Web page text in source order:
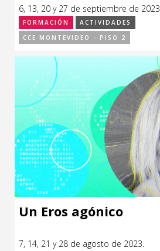
6, 13, 20 y 27 de septiembre de 2023.
FORMACIÓN
ACTIVIDADES
CCE MONTEVIDEO - PISO 2
Un Eros agónico
7, 14, 21 y 28 de agosto de 2023.